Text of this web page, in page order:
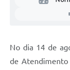
No dia 14 de
de Atendimento